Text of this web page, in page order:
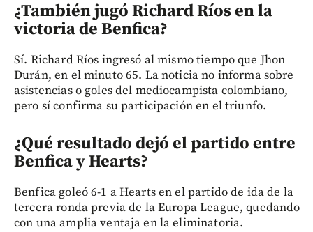
¿También jugó Richard Ríos en la
victoria de Benfica?
Sí. Richard Ríos ingresó al mismo tiempo que Jhon
Durán, en el minuto 65. La noticia no informa sobre
asistencias o goles del mediocampista colombiano,
pero sí confirma su participación en el triunfo.
¿Qué resultado dejó el partido entre
Benfica y Hearts?
Benfica goleó 6-1 a Hearts en el partido de ida de la
tercera ronda previa de la Europa League, quedando
con una amplia ventaja en la eliminatoria.